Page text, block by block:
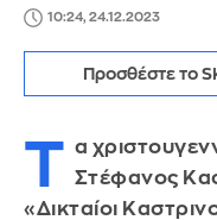
10:24, 24.12.2023
Προσθέστε το
Τ α
Στέφανος
«Δικταίοι